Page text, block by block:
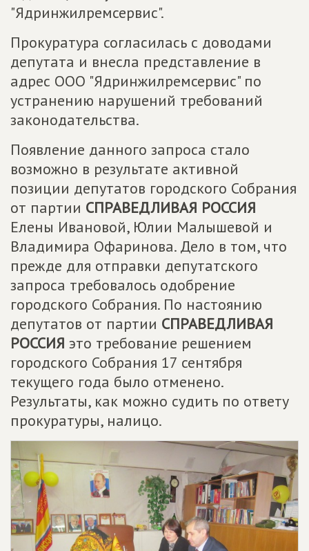
"Ядринжилремсервис".
Прокуратура согласилась с доводами
депутата и внесла представление в
адрес ООО "Ядринжилремсервис" по
устранению нарушений требований
законодательства.
Появление данного запроса стало
возможно в результате активной
позиции депутатов городского Собрания
от партии СПРАВЕДЛИВАЯ РОССИЯ
Елены Ивановой, Юлии Малышевой и
Владимира Офаринова. Дело в том, что
прежде для отправки депутатского
запроса требовалось одобрение
городского Собрания. По настоянию
депутатов от партии СПРАВЕДЛИВАЯ
РОССИЯ это требование решением
городского Собрания 17 сентября
текущего года было отменено.
Результаты, как можно судить по ответу
прокуратуры, налицо.